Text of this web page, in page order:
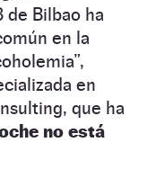
de Bilbao ha
en la
en
que ha
no está